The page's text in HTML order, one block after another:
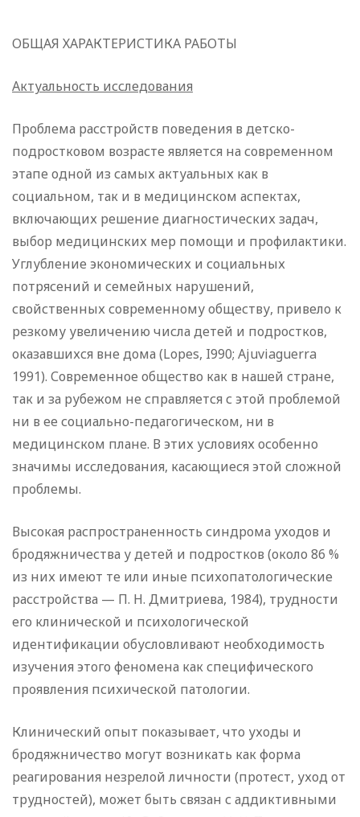
ОБЩАЯ ХАРАКТЕРИСТИКА РАБОТЫ
Актуальность исследования
Проблема расстройств поведения в детско-
подростковом возрасте является на современном
этапе одной из самых актуальных как в
социальном, так и в медицинском аспектах,
включающих решение диагностических задач,
выбор медицинских мер помощи и профилактики.
Углубление экономических и социальных
потрясений и семейных нарушений,
свойственных современному обществу, привело к
резкому увеличению числа детей и подростков,
оказавшихся вне дома (Lopes, I990; Ajuviaguerra
1991). Современное общество как в нашей стране,
так и за рубежом не справляется с этой проблемой
ни в ее социально-педагогическом, ни в
медицинском плане. В этих условиях особенно
значимы исследования, касающиеся этой сложной
проблемы.
Высокая распространенность синдрома уходов и
бродяжничества у детей и подростков (около 86 %
из них имеют те или иные психопатологические
расстройства — П. Н. Дмитриева, 1984), трудности
его клинической и психологической
идентификации обусловливают необходимость
изучения этого феномена как специфического
проявления психической патологии.
Клинический опыт показывает, что уходы и
бродяжничество могут возникать как форма
реагирования незрелой личности (протест, уход от
трудностей), может быть связан с аддиктивными